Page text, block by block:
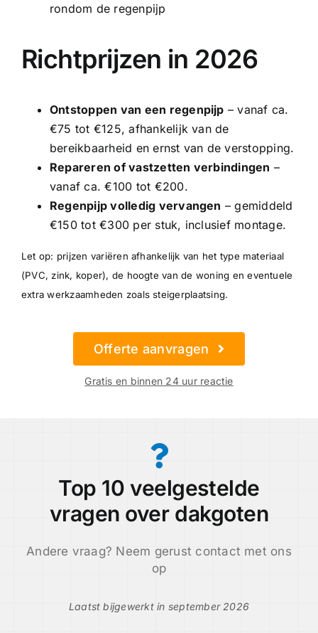
rondom de regenpijp
Richtprijzen in 2026
Ontstoppen van een regenpijp – vanaf ca.
€75 tot €125, afhankelijk van de
bereikbaarheid en ernst van de verstopping.
Repareren of vastzetten verbindingen –
vanaf ca. €100 tot €200.
Regenpijp volledig vervangen – gemiddeld
€150 tot €300 per stuk, inclusief montage.
Let op: prijzen variëren afhankelijk van het type materiaal
(PVC, zink, koper), de hoogte van de woning en eventuele
extra werkzaamheden zoals steigerplaatsing.
Offerte aanvragen
Gratis en binnen 24 uur reactie
Top 10 veelgestelde
vragen over dakgoten
Andere vraag? Neem gerust contact met ons
op
Laatst bijgewerkt in september 2026